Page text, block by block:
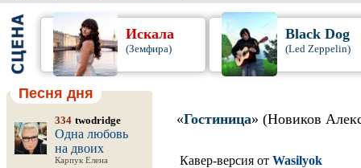
Искала
(Земфира)
Black Dog
(Led Zeppelin)
Песня дня
334 twodridge
Одна любовь
на двоих
Карпук Елена
«Гостиница» (Новиков
Кавер-версия от Wasilyok